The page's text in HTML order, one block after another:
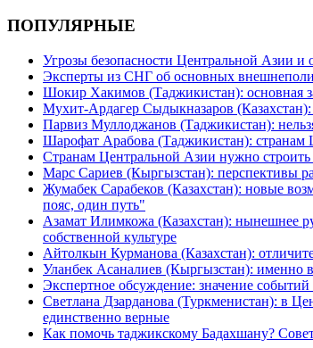
ПОПУЛЯРНЫЕ
Угрозы безопасности Центральной Азии и
Эксперты из СНГ об основных
Шокир Хакимов (Таджикистан): основная
Мухит-Ардагер Сыдыкназаров
Парвиз Муллоджанов (Таджикистан):
Шарофат Арабова (Таджикистан):
Странам Центральной Азии нужно
Марс Сариев (Кыргызстан): перспективы
Жумабек Сарабеков (Казахстан): новые
пояс, один путь"
Азамат Илимкожа (Казахстан): нынешнее
собственной культуре
Айтолкын Курманова (Казахстан):
Уланбек Асаналиев (Кыргызстан): именно
Экспертное обсуждение: значение
Светлана Дзарданова (Туркменистан): в
единственно верные
Как помочь таджикскому Бадахшану?